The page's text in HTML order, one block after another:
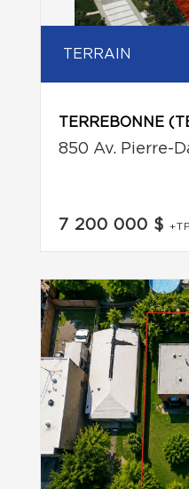
TERRAIN
TERREBONNE
850 Av. Pierre-
7 200 000 $